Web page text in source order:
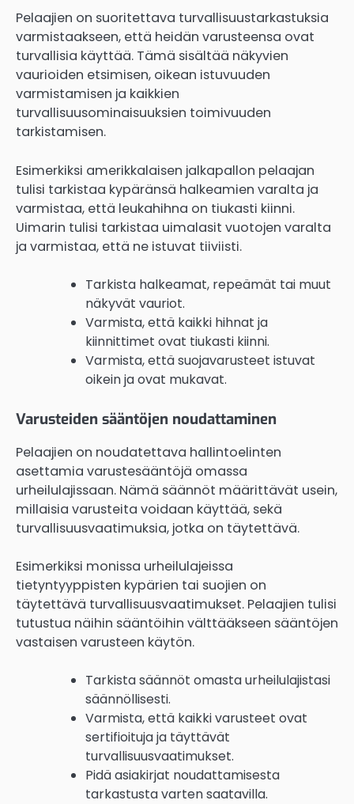
Pelaajien on suoritettava turvallisuustarkastuksia
varmistaakseen, että heidän varusteensa ovat
turvallisia käyttää. Tämä sisältää näkyvien
vaurioiden etsimisen, oikean istuvuuden
varmistamisen ja kaikkien
turvallisuusominaisuuksien toimivuuden
tarkistamisen.
Esimerkiksi amerikkalaisen jalkapallon pelaajan
tulisi tarkistaa kypäränsä halkeamien varalta ja
varmistaa, että leukahihna on tiukasti kiinni.
Uimarin tulisi tarkistaa uimalasit vuotojen varalta
ja varmistaa, että ne istuvat tiiviisti.
Tarkista halkeamat, repeämät tai muut
näkyvät vauriot.
Varmista, että kaikki hihnat ja
kiinnittimet ovat tiukasti kiinni.
Varmista, että suojavarusteet istuvat
oikein ja ovat mukavat.
Varusteiden sääntöjen noudattaminen
Pelaajien on noudatettava hallintoelinten
asettamia varustesääntöjä omassa
urheilulajissaan. Nämä säännöt määrittävät usein,
millaisia varusteita voidaan käyttää, sekä
turvallisuusvaatimuksia, jotka on täytettävä.
Esimerkiksi monissa urheilulajeissa
tietyntyyppisten kypärien tai suojien on
täytettävä turvallisuusvaatimukset. Pelaajien tulisi
tutustua näihin sääntöihin välttääkseen sääntöjen
vastaisen varusteen käytön.
Tarkista säännöt omasta urheilulajistasi
säännöllisesti.
Varmista, että kaikki varusteet ovat
sertifioituja ja täyttävät
turvallisuusvaatimukset.
Pidä asiakirjat noudattamisesta
tarkastusta varten saatavilla.